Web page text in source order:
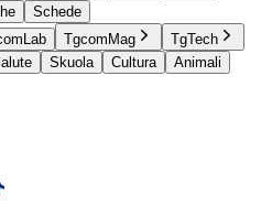
Schede
TgcomMag
TgTech
Skuola Cultura
Animali